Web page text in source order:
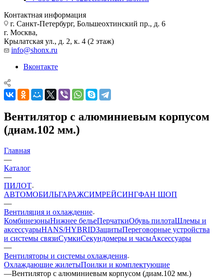
Контактная информация
г. Санкт-Петербург, Большеохтинский пр., д. 6
г. Москва,
Крылатская ул., д. 2, к. 4 (2 этаж)
info@shonx.ru
Вконтакте
Вентилятор с алюминиевым корпусом
(диам.102 мм.)
Главная
—
Каталог
—
ПИЛОТ
АВТОМОБИЛЬГАРАЖСИМРЕЙСИНГФАН ШОП
—
Вентиляция и охлаждение
КомбинезоныНижнее бельеПерчаткиОбувь пилотаШлемы и
аксессуарыHANS/HYBRIDЗащитыПереговорные устройства
и системы связиСумкиСекундомеры и часыАксессуары
—
Вентиляторы и системы охлаждения
Охлаждающие жилетыПоилки и комплектующие
—Вентилятор с алюминиевым корпусом (диам.102 мм.)